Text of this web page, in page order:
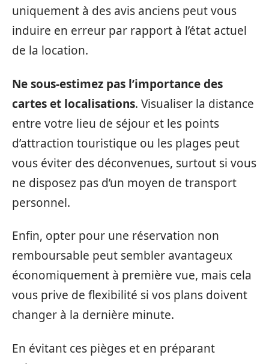
uniquement à des avis anciens peut vous
induire en erreur par rapport à l’état actuel
de la location.
Ne sous-estimez pas l’importance des
cartes et localisations. Visualiser la distance
entre votre lieu de séjour et les points
d’attraction touristique ou les plages peut
vous éviter des déconvenues, surtout si vous
ne disposez pas d’un moyen de transport
personnel.
Enfin, opter pour une réservation non
remboursable peut sembler avantageux
économiquement à première vue, mais cela
vous prive de flexibilité si vos plans doivent
changer à la dernière minute.
En évitant ces pièges et en préparant